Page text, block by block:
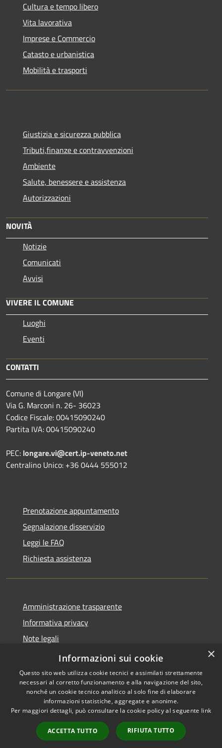
Cultura e tempo libero
Vita lavorativa
Imprese e Commercio
Catasto e urbanistica
Mobilità e trasporti
Giustizia e sicurezza pubblica
Tributi,finanze e contravvenzioni
Ambiente
Salute, benessere e assistenza
Autorizzazioni
NOVITÀ
Notizie
Comunicati
Avvisi
VIVERE IL COMUNE
Luoghi
Eventi
CONTATTI
Comune di Longare (VI)
Via G. Marconi n. 26- 36023
Codice Fiscale: 00415090240
Partita IVA: 00415090240
PEC: longare.vi@cert.ip-veneto.net
Centralino Unico: +36 0444 555012
Prenotazione appuntamento
Segnalazione disservizio
Leggi le FAQ
Richiesta assistenza
Amministrazione trasparente
Informativa privacy
Note legali
Dichiarazione di accessibilità
Accessibilità
Copyright © 2026 • Comune di
Longare • Powered by
Municipium•
Accesso
redazione
×
Informazioni sui cookie
Questo sito web utilizza cookie tecnici e assimilati strettamente
necessari al corretto funzionamento e alla navigazione del sito,
nonché un cookie tecnico analitico al solo fine di elaborare
informazioni statistiche, aggregate e anonime.
Per maggiori dettagli, può consultare la cookie policy al seguente link
ACCETTA TUTTO RIFIUTA TUTTO